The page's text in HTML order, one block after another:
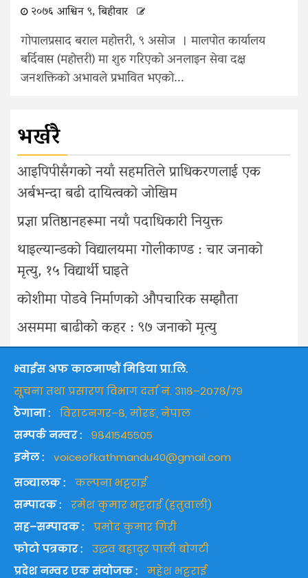
२०७६ आश्विन ९, बिहीवार
गोपालप्रसाद बराल महोत्तरी, ९ असोज । मालपोत कार्यालय
बर्दिवास (महोत्तरी) मा शुरु गरिएको अनलाइन सेवा दक्ष
जनशक्तिको अभावले प्रभावित भएको...
भर्खरै
आइपिपीसँगको नयाँ सहमतिले प्राधिकरणलाई एक
अर्बभन्दा बढी दायित्वको जोखिम
प्रज्ञा प्रतिष्ठानहरूमा नयाँ पदाधिकारी नियुक्त
थाइल्यान्डको विद्यालयमा गोलीकाण्ड : चार जनाको
मृत्यु, १५ विद्यार्थी घाइते
कोशीमा पोडवे निर्माणको औपचारिक सम्झौता
असममा बाढीको कहर : ९७ जनाको मृत्यु
भ्वाईस अफ काठमाण्डौं मिडिया प्रा.लि.
सूचना तथा प्रसारण विभाग दर्ता नं. ३११८–२०७८/७९
ठेगाना :
विराटनगर–८, मोरङ, नेपाल
सम्पर्क नम्वर :
९८४१५४५५०५
इमेल :
voiceofkathmandu40@gmail.com
सञ्चालक :
कल्पना भट्टराई
सम्पादक :
रमेश कुमार भट्टराई (हतुवाली)
सह–सम्पादक :
प्रमोद कुमार गिरी
फोटो पत्रकार :
उद्धव बहादुर पाली बोगटी
प्रदेश नम्वर एक संयोजक :
महेश भट्टराई